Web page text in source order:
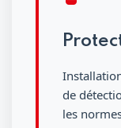
de
les